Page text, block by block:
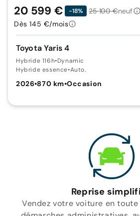
Toyota Yaris 4
Hybride 116h•Dynamic
Hybride essence•Auto.
2026•870 km•Occasion
20 599 € -18% 25 100 €neuf
Dès 145 €/mois
Reprise
Vendez votre voiture en